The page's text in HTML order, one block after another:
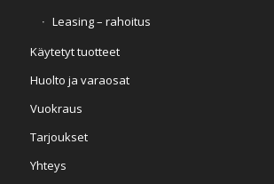
Leasing – rahoitus
Käytetyt tuotteet
Huolto ja varaosat
Vuokraus
Tarjoukset
Yhteys